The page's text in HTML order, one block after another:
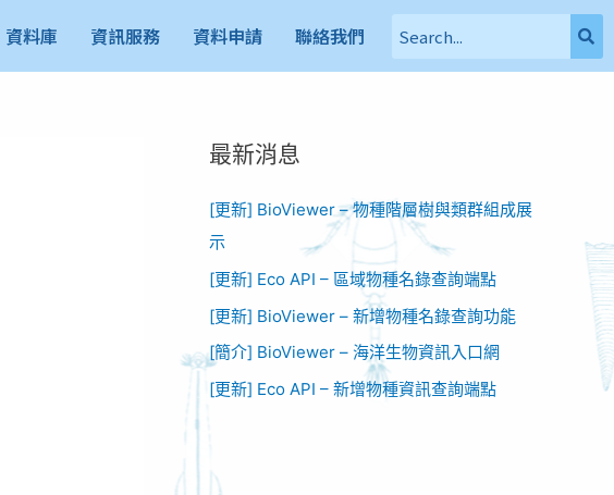
資料庫 資訊服務 資料申請 聯絡我們
最新消息
[更新] BioViewer – 物種階層樹與類群組成展
示
[更新] Eco API – 區域物種名錄查詢端點
[更新] BioViewer – 新增物種名錄查詢功能​
[簡介] BioViewer – 海洋生物資訊入口網​
[更新] Eco API – 新增物種資訊查詢端點